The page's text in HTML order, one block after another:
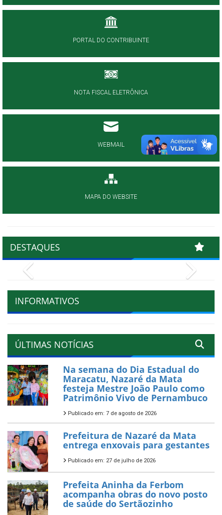
PORTAL DO CONTRIBUINTE
NOTA FISCAL ELETRÔNICA
WEBMAIL
MAPA DO WEBSITE
DESTAQUES
INFORMATIVOS
ÚLTIMAS NOTÍCIAS
Na semana do Dia Estadual do
Maracatu, Nazaré da Mata
festeja Mestre João Paulo como
Patrimônio Vivo de Pernambuco
Publicado em: 7 de agosto de 2026
Prefeitura de Nazaré da Mata
entrega enxovais para gestantes
Publicado em: 27 de julho de 2026
Prefeita Aninha da Ferbom
acompanha obras do novo posto
de saúde do Sertãozinho